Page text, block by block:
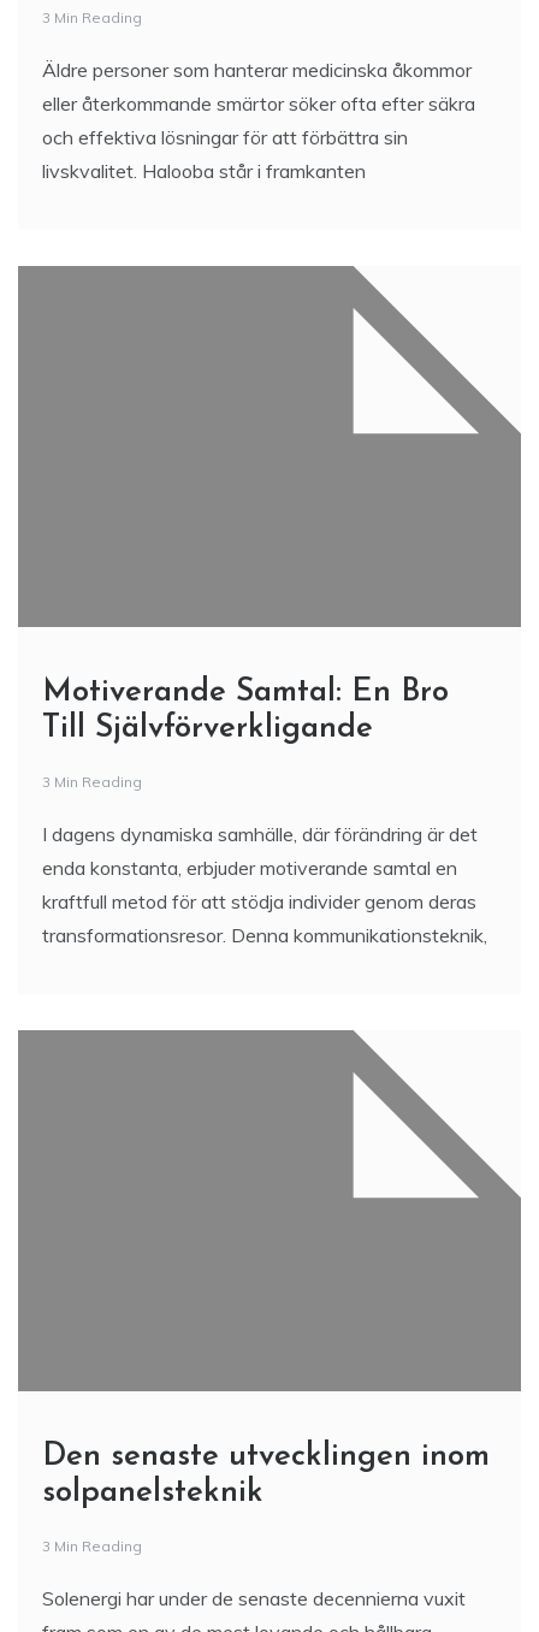
3 Min Reading
Äldre personer som hanterar medicinska åkommor
eller återkommande smärtor söker ofta efter säkra
och effektiva lösningar för att förbättra sin
livskvalitet. Halooba står i framkanten
Motiverande Samtal: En Bro
Till Självförverkligande
3 Min Reading
I dagens dynamiska samhälle, där förändring är det
enda konstanta, erbjuder motiverande samtal en
kraftfull metod för att stödja individer genom deras
transformationsresor. Denna kommunikationsteknik,
Den senaste utvecklingen inom
solpanelsteknik
3 Min Reading
Solenergi har under de senaste decennierna vuxit